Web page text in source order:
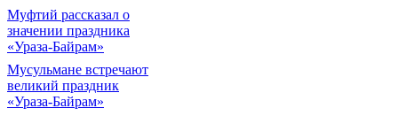
Муфтий рассказал о
значении праздника
«Ураза-Байрам»
Мусульмане встречают
великий праздник
«Ураза-Байрам»